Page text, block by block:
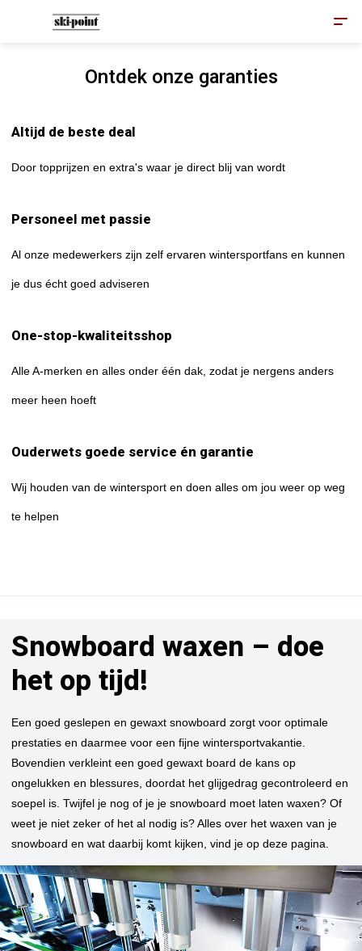
Ontdek onze garanties
Altijd de beste deal
Door topprijzen en extra's waar je direct blij van wordt
Personeel met passie
Al onze medewerkers zijn zelf ervaren wintersportfans en kunnen
je dus écht goed adviseren
One-stop-kwaliteitsshop
Alle A-merken en alles onder één dak, zodat je nergens anders
meer heen hoeft
Ouderwets goede service én garantie
Wij houden van de wintersport en doen alles om jou weer op weg
te helpen
Snowboard waxen – doe
het op tijd!
Een goed geslepen en gewaxt snowboard zorgt voor optimale
prestaties en daarmee voor een fijne wintersportvakantie.
Bovendien verkleint een goed gewaxt board de kans op
ongelukken en blessures, doordat het glijgedrag gecontroleerd en
soepel is. Twijfel je nog of je je snowboard moet laten waxen? Of
weet je niet zeker of het al nodig is? Alles over het waxen van je
snowboard en wat daarbij komt kijken, vind je op deze pagina.